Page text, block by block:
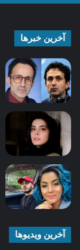
آخرین خبرها
آخرین ویدیوها